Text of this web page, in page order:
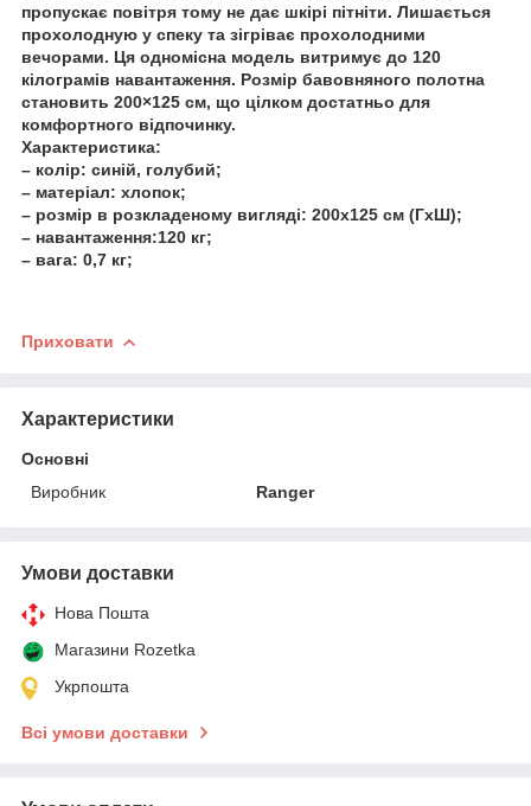
пропускає повітря тому не дає шкірі пітніти. Лишається
прохолодную у спеку та зігріває прохолодними
вечорами. Ця одномісна модель витримує до 120
кілограмів навантаження. Розмір бавовняного полотна
становить 200×125 см, що цілком достатньо для
комфортного відпочинку.
Характеристика:
– колір: синій, голубий;
– матеріал: хлопок;
– розмір в розкладеному вигляді: 200х125 см (ГхШ);
– навантаження:120 кг;
– вага: 0,7 кг;
Приховати
Характеристики
Основні
Виробник
Ranger
Умови доставки
Нова Пошта
Магазини Rozetka
Укрпошта
Всі умови доставки